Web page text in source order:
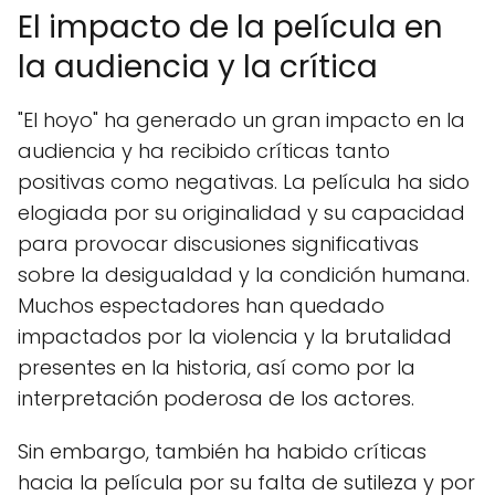
El impacto de la película en
la audiencia y la crítica
"El hoyo" ha generado un gran impacto en la
audiencia y ha recibido críticas tanto
positivas como negativas. La película ha sido
elogiada por su originalidad y su capacidad
para provocar discusiones significativas
sobre la desigualdad y la condición humana.
Muchos espectadores han quedado
impactados por la violencia y la brutalidad
presentes en la historia, así como por la
interpretación poderosa de los actores.
Sin embargo, también ha habido críticas
hacia la película por su falta de sutileza y por
Suscribir